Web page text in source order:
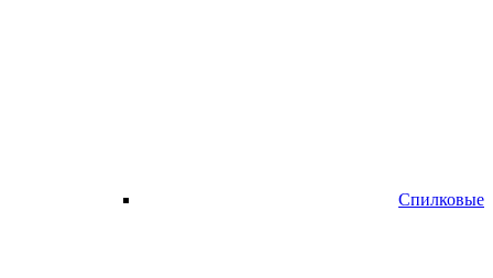
Спилковые